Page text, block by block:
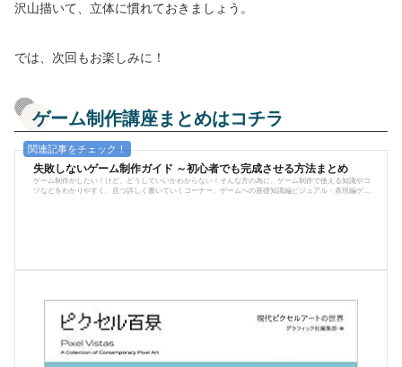
沢山描いて、立体に慣れておきましょう。
では、次回もお楽しみに！
ゲーム制作講座まとめはコチラ
失敗しないゲーム制作ガイド ～初心者でも完成させる方法まとめ
ゲーム制作がしたい！けど、どうしていいかわからない！そんな方の為に、ゲーム制作で使える知識やコ
ツなどをわかりやすく、且つ詳しく書いていくコーナー。ゲームへの基礎知識編ビジュアル・表現編ゲー